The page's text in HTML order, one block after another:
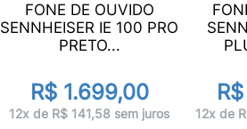
FONE DE OUVIDO
SENNHEISER IE 100 PRO
PRETO...
R$ 1.699,00
12x de R$ 141,58 sem juros 12x de